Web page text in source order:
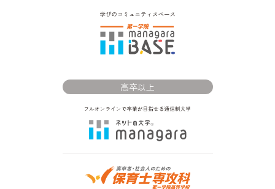
高卒以上